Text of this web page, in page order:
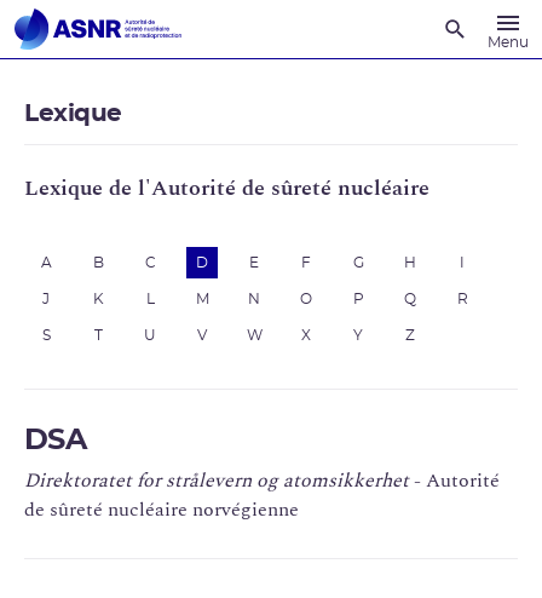
Menu
Lexique
Lexique de l'Autorité de sûreté nucléaire
A B C D E F G H
J K M N O P Q R
S U V W X Y Z
DSA
Direktoratet for strålevern og atomsikkerhet- Autorité
de sûreté nucléaire norvégienne